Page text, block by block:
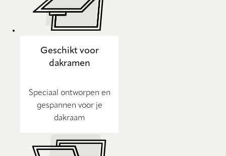
Geschikt voor
dakramen
Speciaal ontworpen en
gespannen voor je
dakraam